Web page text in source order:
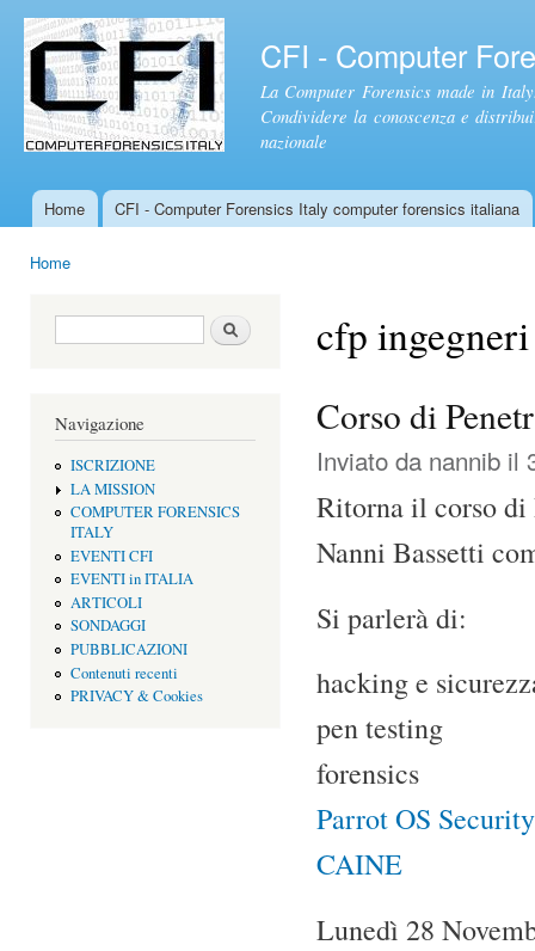
CFI - Computer
La Computer Forensics made in
Condividere la conoscenza e
nazionale
Menu principale
Home CFI - Computer Forensics Italy computer forensics italiana
Home
Form di ricerca Cerca
Navigazione
ISCRIZIONE
LA MISSION
COMPUTER FORENSICS
ITALY
EVENTI CFI
EVENTI in ITALIA
ARTICOLI
SONDAGGI
PUBBLICAZIONI
Contenuti recenti
PRIVACY & Cookies
cfp ingegneri
Corso di
Inviato da nannib il
Ritorna il corso di
Nanni Bassetti
Si parlerà di:
hacking e
pen testing
forensics
Parrot OS Security
CAINE
Lunedì 28